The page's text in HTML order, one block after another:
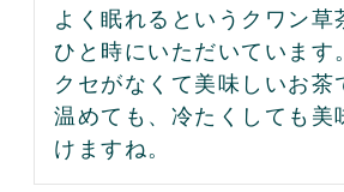
よく眠れるというクワン草
ひと時にいただいています。
クセがなくて美味しいお茶
温めても、冷たくしても美
けますね。